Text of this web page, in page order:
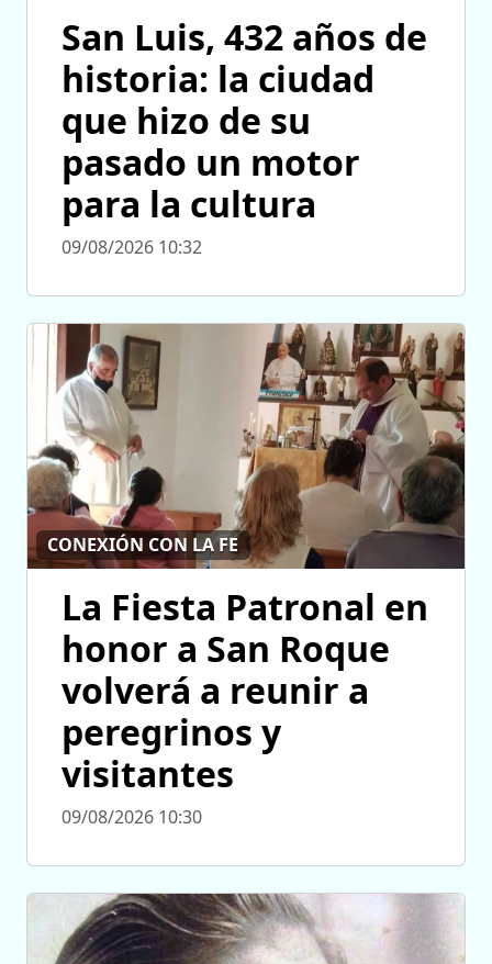
San Luis, 432 años de
historia: la ciudad
que hizo de su
pasado un motor
para la cultura
09/08/2026 10:32
CONEXIÓN CON LA FE
La Fiesta Patronal en
honor a San Roque
volverá a reunir a
peregrinos y
visitantes
09/08/2026 10:30